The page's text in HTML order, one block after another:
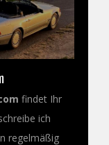
findet Ihr
ich
regelmäßig